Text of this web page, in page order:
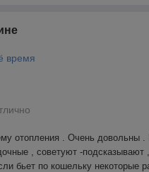
время
отопления . Очень довольны .
, советуют -подсказывают
бьет по кошельку некоторые